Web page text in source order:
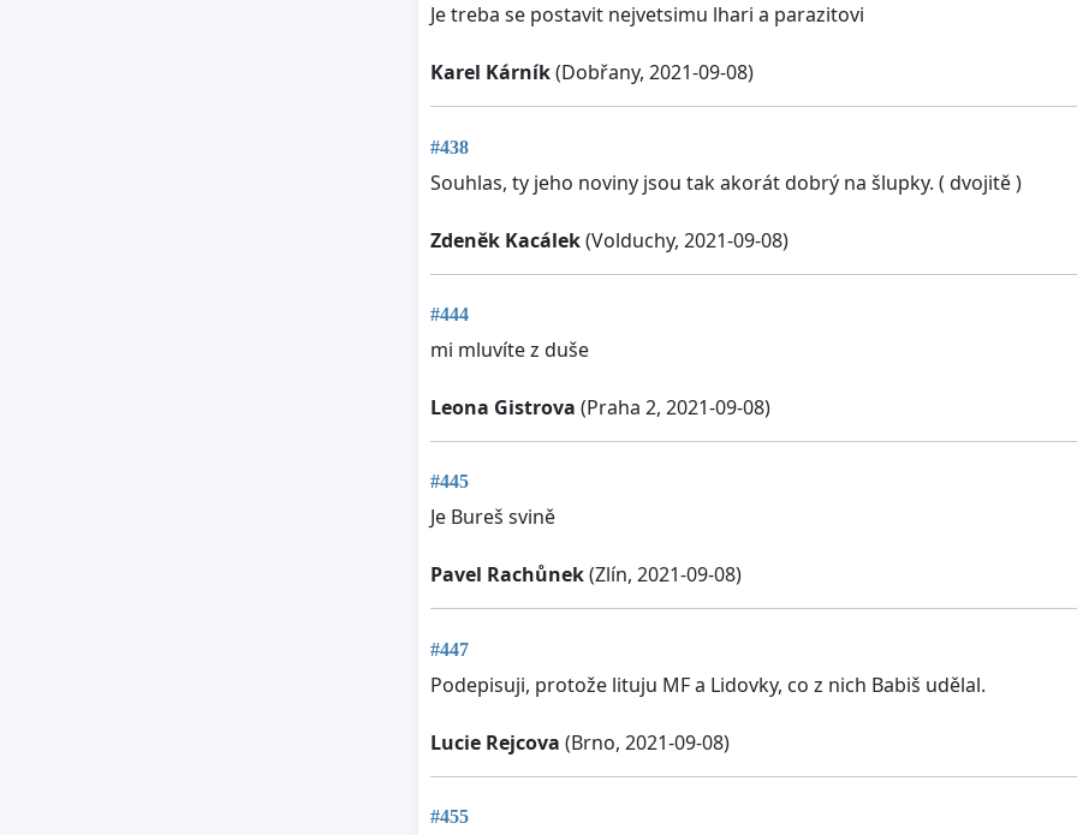
Je treba se postavit nejvetsimu lhari a parazitovi
Karel Kárník(Dobřany, 2021-09-08)
#438
Souhlas, ty jeho noviny jsou tak akorát dobrý na šlupky. ( dvojitě )
Zdeněk Kacálek(Volduchy, 2021-09-08)
#444
mi mluvíte z duše
Leona Gistrova (Praha 2, 2021-09-08)
#445
Je Bureš svině
Pavel Rachůnek(Zlín, 2021-09-08)
#447
Podepisuji, protože lituju MF a Lidovky, co z nich Babiš udělal.
Lucie Rejcova (Brno, 2021-09-08)
#455